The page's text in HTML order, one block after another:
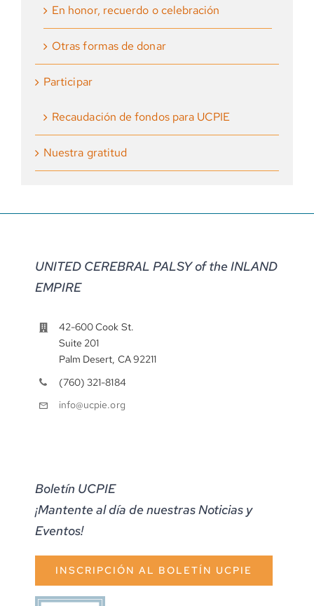
En honor, recuerdo o celebración
Otras formas de donar
Participar
Recaudación de fondos para UCPIE
Nuestra gratitud
UNITED CEREBRAL PALSY of the INLAND
EMPIRE
42-600 Cook St.
Suite 201
Palm Desert, CA 92211
(760) 321-8184
info@ucpie.org
Boletín UCPIE
¡Mantente al día de nuestras Noticias y
Eventos!
INSCRIPCIÓN AL BOLETÍN UCPIE